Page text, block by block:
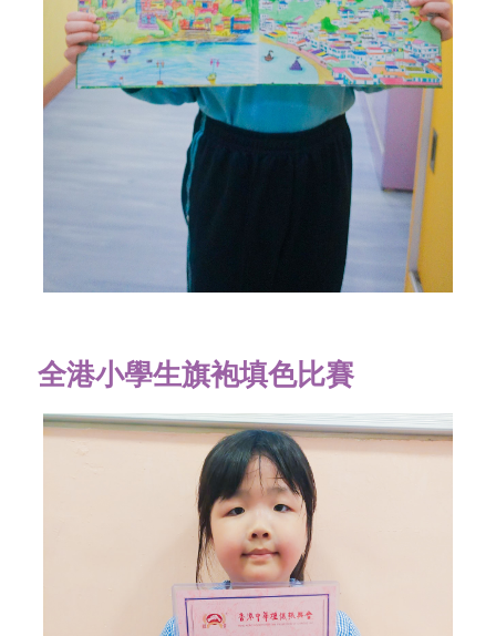
全港小學生旗袍填色比賽